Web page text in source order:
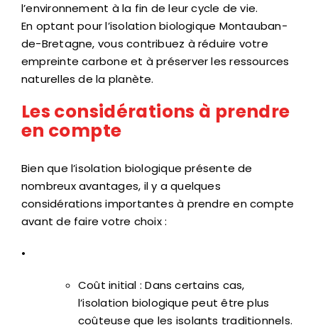
l’environnement à la fin de leur cycle de vie.
En optant pour l’isolation biologique Montauban-
de-Bretagne, vous contribuez à réduire votre
empreinte carbone et à préserver les ressources
naturelles de la planète.
Les considérations à prendre
en compte
Bien que l’isolation biologique présente de
nombreux avantages, il y a quelques
considérations importantes à prendre en compte
avant de faire votre choix :
•
Coût initial : Dans certains cas,
l’isolation biologique peut être plus
coûteuse que les isolants traditionnels.